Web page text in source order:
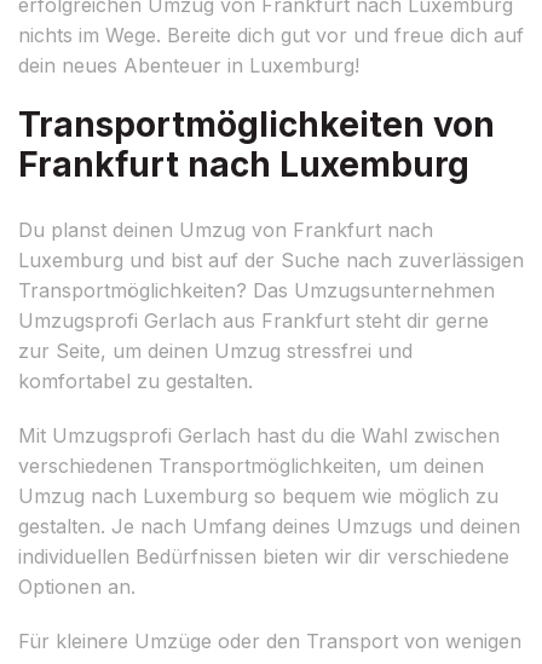
nichts im Wege. Bereite dich gut vor und freue dich auf
dein neues Abenteuer in Luxemburg!
Transportmöglichkeiten von
Frankfurt nach Luxemburg
Du planst deinen Umzug von Frankfurt nach
Luxemburg und bist auf der Suche nach zuverlässigen
Transportmöglichkeiten? Das Umzugsunternehmen
Umzugsprofi Gerlach aus Frankfurt steht dir gerne
zur Seite, um deinen Umzug stressfrei und
komfortabel zu gestalten.
Mit Umzugsprofi Gerlach hast du die Wahl zwischen
verschiedenen Transportmöglichkeiten, um deinen
Umzug nach Luxemburg so bequem wie möglich zu
gestalten. Je nach Umfang deines Umzugs und deinen
individuellen Bedürfnissen bieten wir dir verschiedene
Optionen an.
Für kleinere Umzüge oder den Transport von wenigen